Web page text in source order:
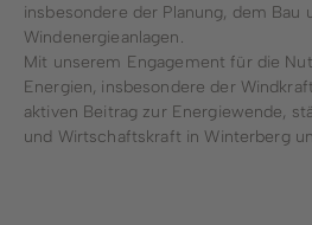
insbesondere der Planung, dem Bau
Windenergieanlagen.
Mit unserem Engagement für die
Energien, insbesondere der
aktiven Beitrag zur Energiewende,
und Wirtschaftskraft in Winterberg